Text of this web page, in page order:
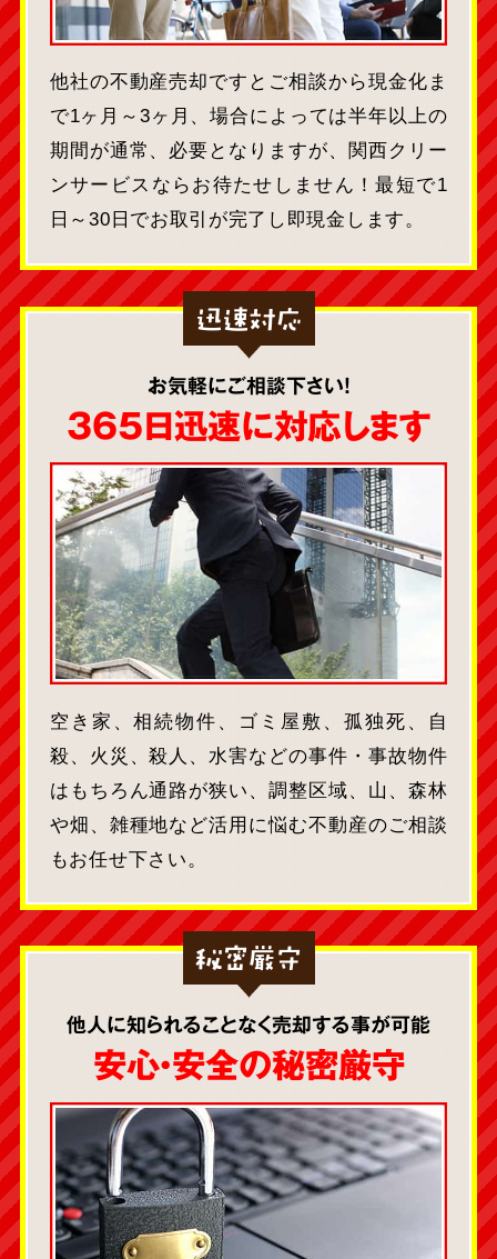
他社の不動産売却ですとご相談から現金化ま
で1ヶ月～3ヶ月、場合によっては半年以上の
期間が通常、必要となりますが、関西クリー
ンサービスならお待たせしません！最短で1
日～30日でお取引が完了し即現金します。
迅速対応
お気軽にご相談下さい！
365日迅速に対応します
空き家、相続物件、ゴミ屋敷、孤独死、自
殺、火災、殺人、水害などの事件・事故物件
はもちろん通路が狭い、調整区域、山、森林
や畑、雑種地など活用に悩む不動産のご相談
もお任せ下さい。
秘密厳守
他人に知られることなく売却する事が可能
安心・安全の秘密厳守